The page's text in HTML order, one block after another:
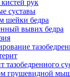
рук
суставы
шейки бедра
вывих бедра
тазобедренного
грушевидной